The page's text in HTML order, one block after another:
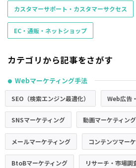
カスタマーサポート・カスタマーサクセス
EC・通販・ネットショップ
カテゴリから記事をさがす
● Webマーケティング手法
SEO（検索エンジン最適化） Web広告
SNSマーケティング 動画マーケティング
メールマーケティング コンテンツマー
BtoBマーケティング リサーチ・市場調